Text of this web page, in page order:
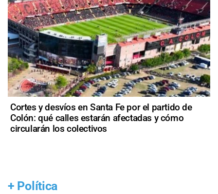
Cortes y desvíos en Santa Fe por el partido de
Colón: qué calles estarán afectadas y cómo
circularán los colectivos
+ Política